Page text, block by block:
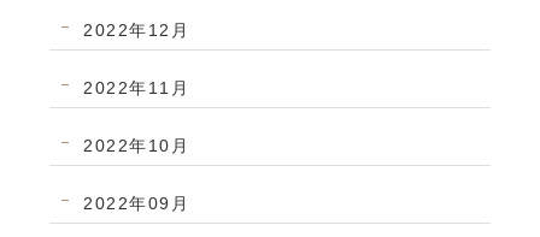
2022年12月
2022年11月
2022年10月
2022年09月